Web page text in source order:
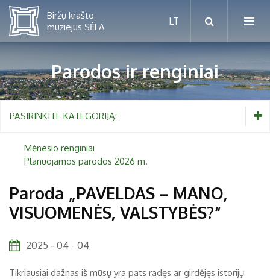
Mėnesio renginiai
Vaikams nuo 5 iki 10 metų
Paaugliams nuo 11 iki 18 metų
Proistorė
Etnografija
Parodos ir renginiai
PASIRINKITE KATEGORIJĄ:
Mėnesio renginiai
Planuojamos parodos 2026 m.
Paroda „PAVELDAS – MANO,
VISUOMENĖS, VALSTYBĖS?“
2025 - 04 - 04
Tikriausiai dažnas iš mūsų yra pats radęs ar girdėjęs istorijų